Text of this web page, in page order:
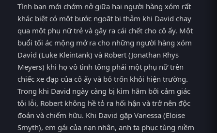
Tình bạn mới chớm nở giữa hai người hàng xóm rất
khác biệt có một bước ngoặt bi thảm khi David chạy
qua một phụ nữ trẻ và gây ra cái chết cho cô ấy. Một
buổi tối ác mộng mở ra cho những người hàng xóm
David (Luke Kleintank) và Robert (Jonathan Rhys
Meyers) khi họ vô tình tông phải một phụ nữ trên
chiếc xe đạp của cô ấy và bỏ trốn khỏi hiện trường.
Trong khi David ngày càng bị kìm hãm bởi cảm giác
tội lỗi, Robert không hề tỏ ra hối hận và trở nên độc
đoán và chiếm hữu. Khi David gặp Vanessa (Eloise
Smyth), em gái của nạn nhân, anh ta phục tùng niềm